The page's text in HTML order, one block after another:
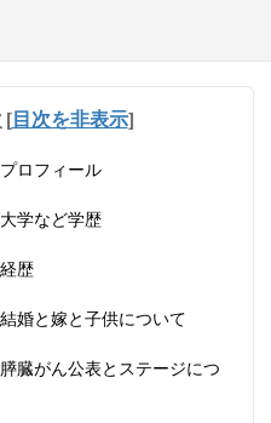
[目次を非表示]
ロフィール
学など学歴
歴
婚と嫁と子供について
臓がん公表とステージにつ